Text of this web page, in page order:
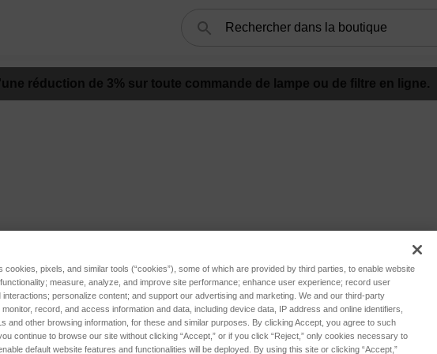
réduction de 3% sur toute commande de lampe ou de filtre en ligne.
cookies, pixels, and similar tools (“cookies”), some of which are provided by third parties, to enable website
measure, analyze, and improve site performance; enhance user experience; record user
personalize content; and support our advertising and marketing. We and our third-party
record, and access information and data, including device data, IP address and online identifiers,
and other browsing information, for these and similar purposes. By clicking Accept, you agree to such
continue to browse our site without clicking “Accept,” or if you click “Reject,” only cookies necessary to
default website features and functionalities will be deployed. By using this site or clicking “Accept,”